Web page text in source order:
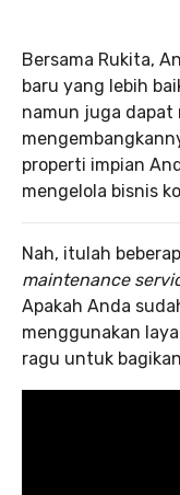
Bersama Rukita,
baru yang lebih
namun juga dapat
properti impian
mengelola bisnis
Nah, itulah
maintenance
Apakah Anda
menggunakan
ragu untuk